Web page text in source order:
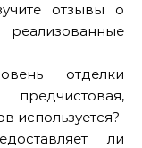
отзывы о
отделки
используется?
ли